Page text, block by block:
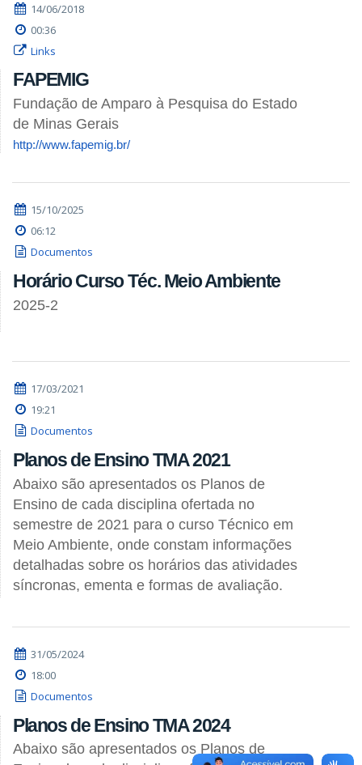
14/06/2018
00:36
Links
FAPEMIG
Fundação de Amparo à Pesquisa do Estado
de Minas Gerais
http://www.fapemig.br/
15/10/2025
06:12
Documentos
Horário Curso Téc. Meio Ambiente
2025-2
17/03/2021
19:21
Documentos
Planos de Ensino TMA 2021
Abaixo são apresentados os Planos de
Ensino de cada disciplina ofertada no
semestre de 2021 para o curso Técnico em
Meio Ambiente, onde constam informações
detalhadas sobre os horários das atividades
síncronas, ementa e formas de avaliação.
31/05/2024
18:00
Documentos
Planos de Ensino TMA 2024
Abaixo são apresentados os Planos de